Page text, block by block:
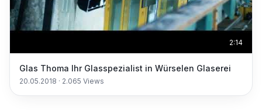
2:14
Glas Thoma Ihr Glasspezialist in Würselen Glaserei
20.05.2018 · 2.065 Views